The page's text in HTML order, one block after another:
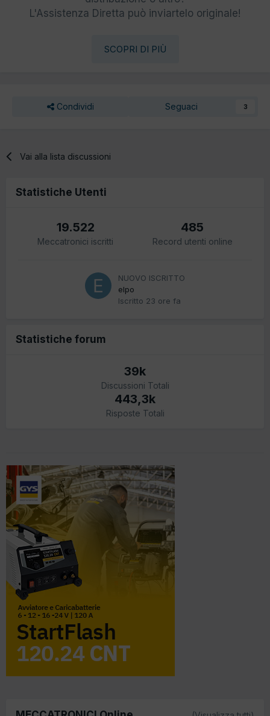
L'Assistenza Diretta può inviartelo originale!
SCOPRI DI PIÙ
Condividi Seguaci 3
Vai alla lista discussioni
Statistiche Utenti
19.522
Meccatronici iscritti
485
Record utenti online
NUOVO ISCRITTO
elpo
Iscritto 23 ore fa
Statistiche forum
39k
Discussioni Totali
443,3k
Risposte Totali